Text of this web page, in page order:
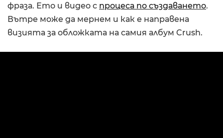
фраза. Ето и видео с процеса по създаването.
Вътре може да мернем и как е направена
визията за обложката на самия албум Crush.